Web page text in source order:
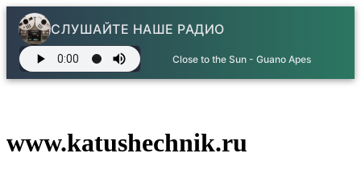
СЛУШАЙТЕ НАШЕ РАДИО
Close to the Sun - Guano Apes
www.katushechnik.ru